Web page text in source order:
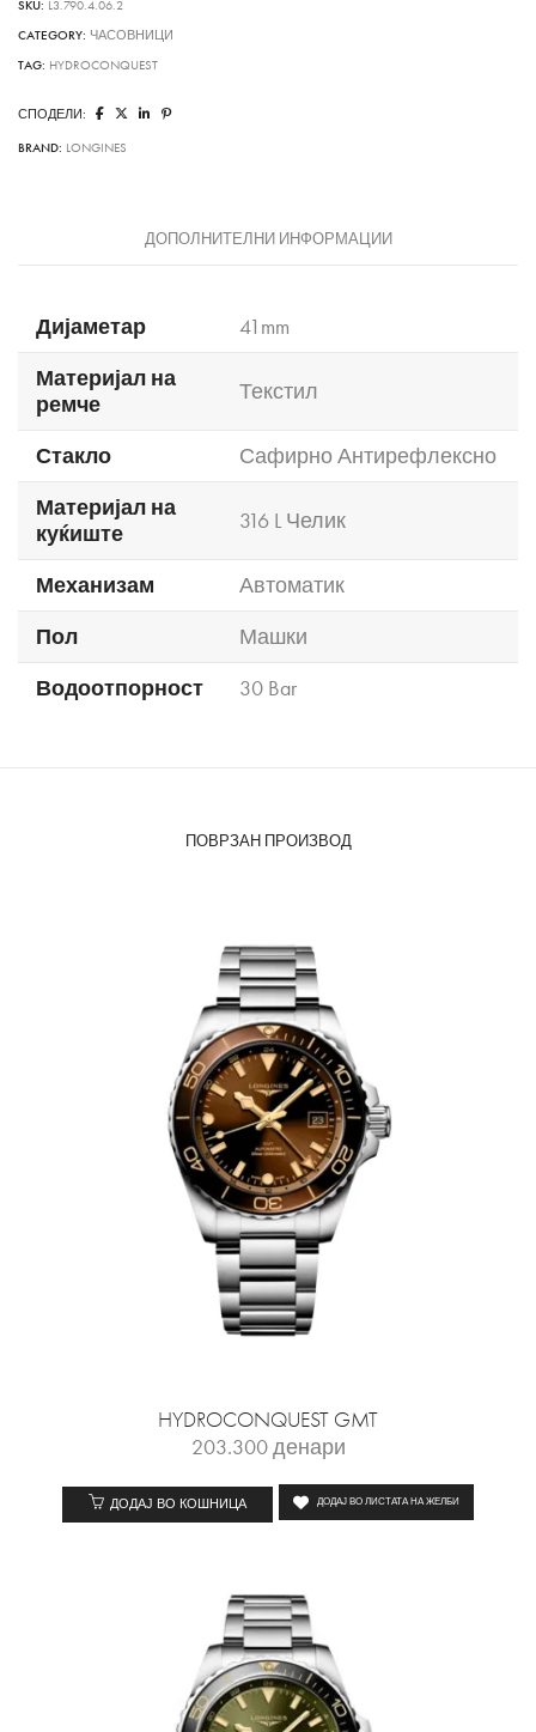
SKU: L3.790.4.06.2
CATEGORY: ЧАСОВНИЦИ
TAG: HYDROCONQUEST
СПОДЕЛИ:
BRAND: LONGINES
ДОПОЛНИТЕЛНИ ИНФОРМАЦИИ
Дијаметар
41mm
Материјал на
ремче
Текстил
Стакло
Сафирно Антирефлексно
Материјал на
куќиште
316 L Челик
Механизам
Автоматик
Пол
Машки
Водоотпорност
30 Bar
ПОВРЗАН ПРОИЗВОД
HYDROCONQUEST GMT
203.300денари
ДОДАЈ ВО КОШНИЦА ДОДАЈ ВО ЛИСТАТА НА ЖЕЛБИ